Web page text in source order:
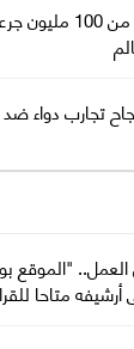
تجارب دواء
العمل..
متاحا